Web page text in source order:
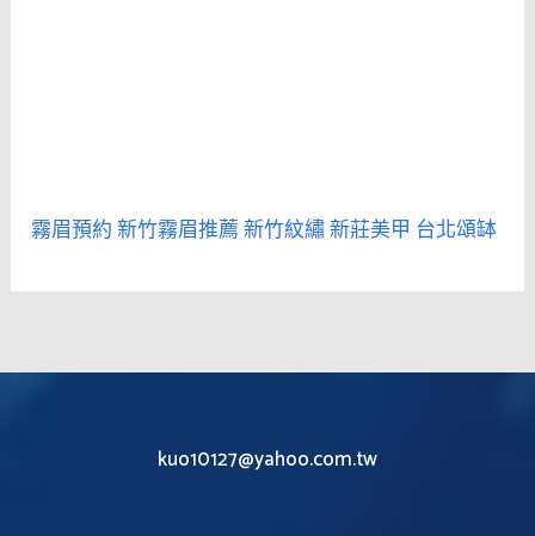
霧眉預約新竹霧眉推薦新竹紋繡新莊美甲 台北頌缽
kuo10127@yahoo.com.tw